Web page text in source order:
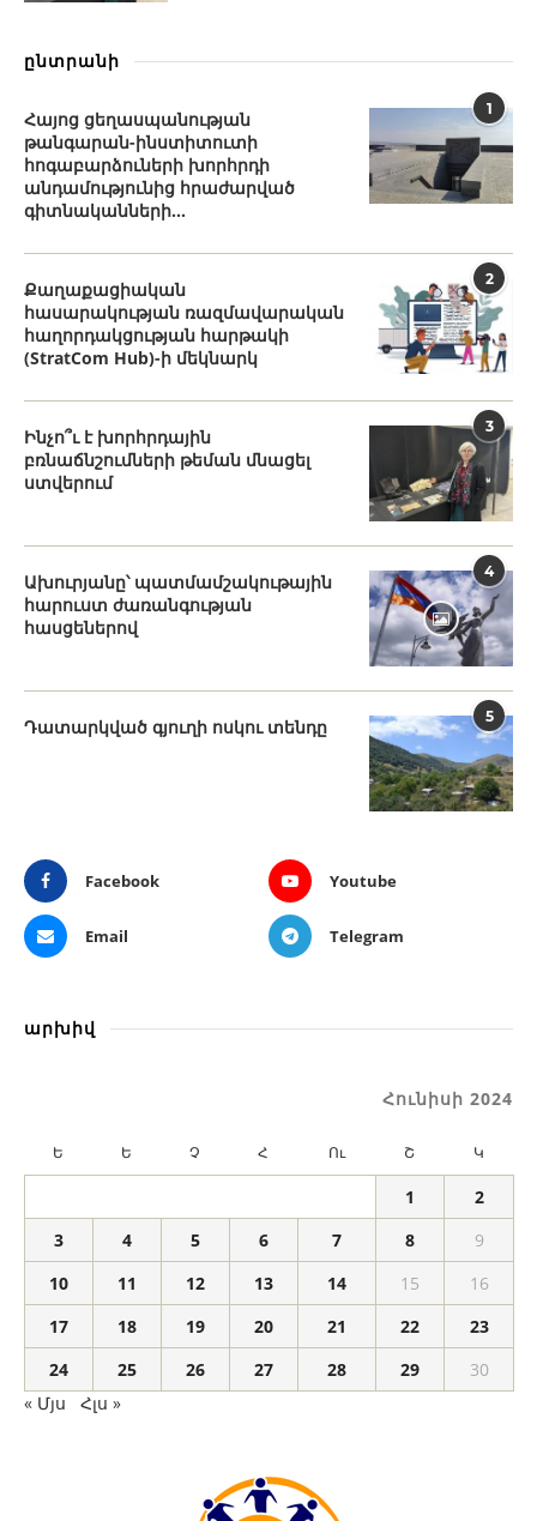
ընտրանի
1
Հայոց ցեղասպանության
թանգարան-ինստիտուտի
հոգաբարձուների խորհրդի
անդամությունից հրաժարված
գիտնականների...
2
Քաղաքացիական
հասարակության ռազմավարական
հաղորդակցության հարթակի
(StratCom Hub)-ի մեկնարկ
3
Ինչո՞ւ է խորհրդային
բռնաճնշումների թեման մնացել
ստվերում
4
Ախուրյանը՝ պատմամշակութային
հարուստ ժառանգության
հասցեներով
5
Դատարկված գյուղի ոսկու տենդը
Facebook Youtube
Email Telegram
արխիվ
Հունիսի 2024
Ե Ե Չ Հ Ու Շ Կ
1
2
3
4 5 6 7 8
9
10
11 12 13 14 15
16
17
18 19 20 21 22
23
24
25 26 27 28 29
30
« Մյս
Հլս »